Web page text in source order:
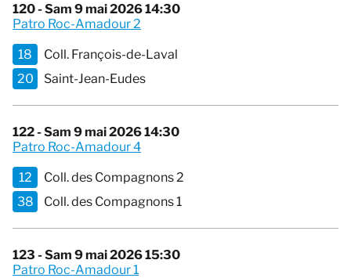
120 - Sam 9 mai 2026 14:30
Patro Roc-Amadour 2
18
Coll. François-de-Laval
20
Saint-Jean-Eudes
122 - Sam 9 mai 2026 14:30
Patro Roc-Amadour 4
12
Coll. des Compagnons 2
38
Coll. des Compagnons 1
123 - Sam 9 mai 2026 15:30
Patro Roc-Amadour 1